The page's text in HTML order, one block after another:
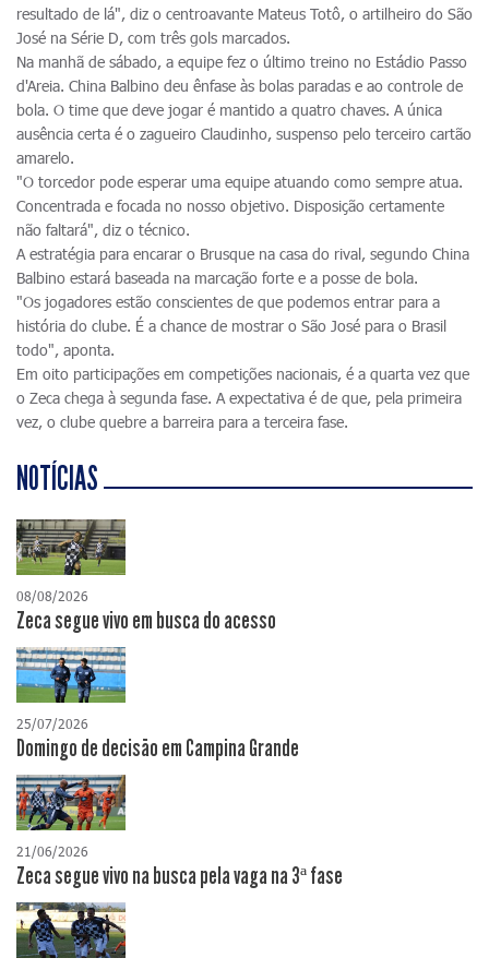
resultado de lá", diz o centroavante Mateus Totô, o artilheiro do São
José na Série D, com três gols marcados.
Na manhã de sábado, a equipe fez o último treino no Estádio Passo
d'Areia. China Balbino deu ênfase às bolas paradas e ao controle de
bola. O time que deve jogar é mantido a quatro chaves. A única
ausência certa é o zagueiro Claudinho, suspenso pelo terceiro cartão
amarelo.
"O torcedor pode esperar uma equipe atuando como sempre atua.
Concentrada e focada no nosso objetivo. Disposição certamente
não faltará", diz o técnico.
A estratégia para encarar o Brusque na casa do rival, segundo China
Balbino estará baseada na marcação forte e a posse de bola.
"Os jogadores estão conscientes de que podemos entrar para a
história do clube. É a chance de mostrar o São José para o Brasil
todo", aponta.
Em oito participações em competições nacionais, é a quarta vez que
o Zeca chega à segunda fase. A expectativa é de que, pela primeira
vez, o clube quebre a barreira para a terceira fase.
NOTÍCIAS
08/08/2026
Zeca segue vivo em busca do acesso
25/07/2026
Domingo de decisão em Campina Grande
21/06/2026
Zeca segue vivo na busca pela vaga na 3ª fase